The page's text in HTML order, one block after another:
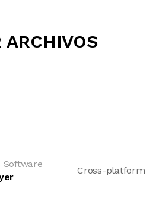
ARCHIVOS
Software
Cross-platform